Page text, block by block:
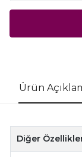
Ürün
Diğer